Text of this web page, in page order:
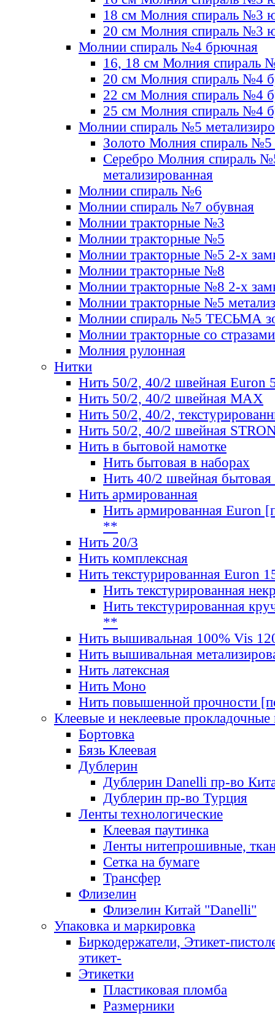
18 см Молния спираль №3
20 см Молния спираль №3
Молнии спираль №4 брючная
16, 18 см Молния спираль
20 см Молния спираль №4
22 см Молния спираль №4
25 см Молния спираль №4
Молнии спираль №5
Золото Молния спираль №5
Серебро Молния спираль
метализированная
Молнии спираль №6
Молнии спираль №7 обувная
Молнии тракторные №3
Молнии тракторные №5
Молнии тракторные №5 2-х
Молнии тракторные №8
Молнии тракторные №8 2-х
Молнии тракторные №5
Молнии спираль №5 ТЕСЬМА
Молнии тракторные со стразами
Молния рулонная
Нитки
Нить 50/2, 40/2 швейная Euron
Нить 50/2, 40/2 швейная МАХ
Нить 50/2, 40/2,
Нить 50/2, 40/2 швейная
Нить в бытовой намотке
Нить бытовая в наборах
Нить 40/2 швейная бытовая
Нить армированная
Нить армированная Euron
**
Нить 20/3
Нить комплексная
Нить текстурированная Euron
Нить текстурированная
Нить текстурированная
**
Нить вышивальная 100% Vis
Нить вышивальная
Нить латексная
Нить Моно
Нить повышенной прочности
Клеевые и неклеевые прокладочные
Бортовка
Бязь Клеевая
Дублерин
Дублерин Danelli пр-во
Дублерин пр-во Турция
Ленты технологические
Клеевая паутинка
Ленты нитепрошивные,
Сетка на бумаге
Трансфер
Флизелин
Флизелин Китай "Danelli"
Упаковка и маркировка
Биркодержатели, Этикет-
этикет-
Этикетки
Пластиковая пломба
Размерники